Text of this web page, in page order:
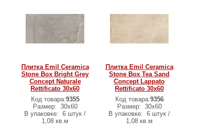
Плитка Emil Ceramica
Stone Box Bright Grey
Concept Naturale
Rettificato 30х60
Код товара:9355
Размер: 30х60
В упаковке: 6 штук /
1,08 кв.м
Плитка Emil Ceramica
Stone Box Tea Sand
Concept Lappato
Rettificato 30х60
Код товара:9356
Размер: 30х60
В упаковке: 6 штук /
1,08 кв.м